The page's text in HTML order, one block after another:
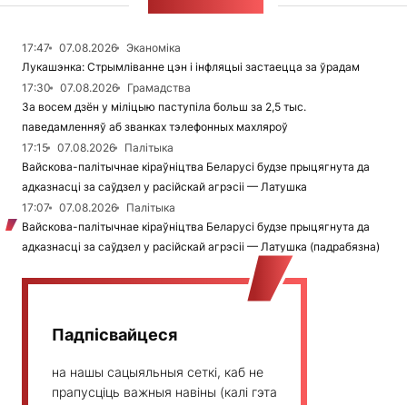
17:47 07.08.2026
Эканоміка
Лукашэнка: Стрымліванне цэн і інфляцыі застаецца за ўрадам
17:30
07.08.2026
Грамадства
За восем дзён у міліцыю паступіла больш за 2,5 тыс.
паведамленняў аб званках тэлефонных махляроў
17:15
07.08.2026
Палітыка
Вайскова-палітычнае кіраўніцтва Беларусі будзе прыцягнута да
адказнасці за саўдзел у расійскай агрэсіі — Латушка
17:07
07.08.2026
Палітыка
Вайскова-палітычнае кіраўніцтва Беларусі будзе прыцягнута да
адказнасці за саўдзел у расійскай агрэсіі — Латушка (падрабязна)
Падпісвайцеся
на нашы сацыяльныя сеткі, каб не
прапусціць важныя навіны (калі гэта